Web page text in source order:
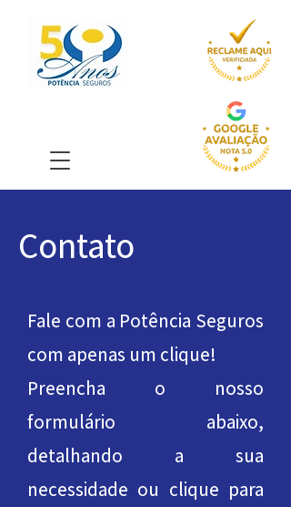
Contato
Fale com a Potência Seguros
com apenas um clique!
Preencha o nosso
formulário abaixo,
detalhando a sua
necessidade ou clique para